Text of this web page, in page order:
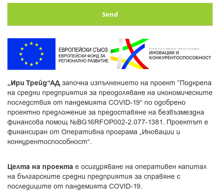
Send
„Ири Трейд“АДзапочна изпълнението на проект ”Подкрепа
на средни предприятия за преодоляване на икономическите
последствия от пандемията COVID-19“ по одобрено
проектно предложение за предоставяне на безвъзмездна
финансова помощ №BG16RFOP002-2.077-1381. Проектът е
финансиран от Оперативна програма „Иновации и
конкурентоспособност“.
Целта на проекта е осигуряване на оперативен капитал
на българските средни предприятия за справяне с
последиците от пандемията COVID-19.